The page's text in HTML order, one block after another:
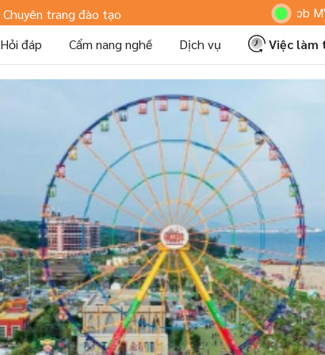
Chuyên trang đào tạo Hoteljob MV: "Tôi
Hỏi đáp Cẩm nang nghề Dịch vụ
Việc làm